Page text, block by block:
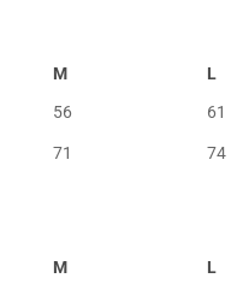
M L
56 61
71 74
M L